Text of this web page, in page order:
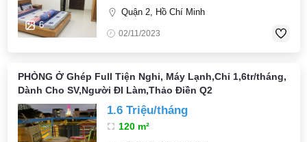
6
Quận 2, Hồ Chí Minh
02/11/2023
PHÒNG Ở Ghép Full Tiện Nghi, Máy Lạnh,Chỉ 1,6tr/tháng,
Dành Cho SV,Người ĐI Làm,Thảo Điền Q2
1.6 Triệu/tháng
120 m²